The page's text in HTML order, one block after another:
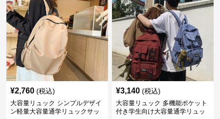
¥2,760 (税込)
大容量リュック シンプルデザイ
ン軽量大容量通学リュックサッ
¥3,140 (税込)
大容量リュック 多機能ポケット
付き学生向け大容量通学リュッ